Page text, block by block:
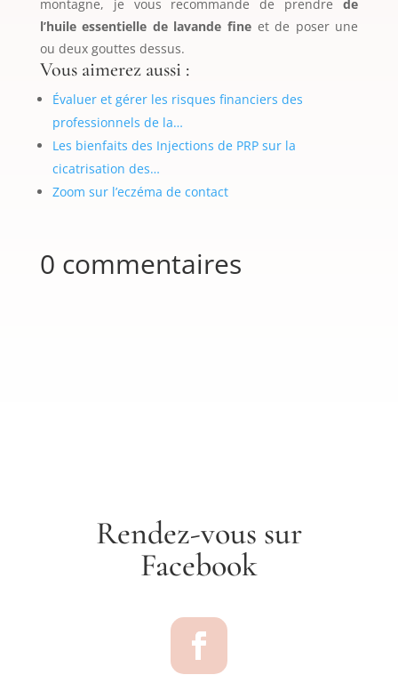
montagne, je vous recommande de prendrede
l’huile essentielle de lavande fine et de poser une
ou deux gouttes dessus.
Vous aimerez aussi :
Évaluer et gérer les risques financiers des
professionnels de la…
Les bienfaits des Injections de PRP sur la
cicatrisation des…
Zoom sur l’eczéma de contact
0 commentaires
Rendez-vous sur
Facebook